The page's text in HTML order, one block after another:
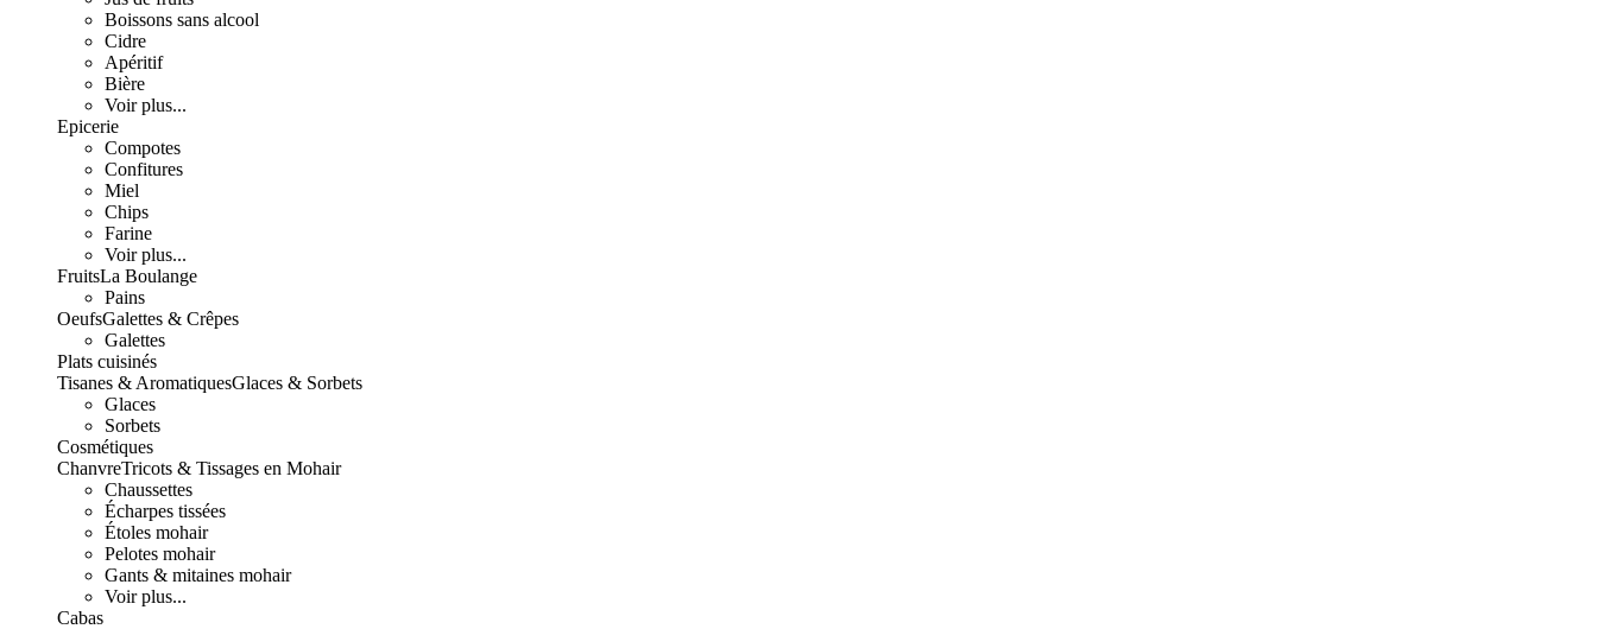
Boissons sans alcool
Cidre
Apéritif
Bière
Voir plus...
Epicerie
Compotes
Confitures
Miel
Chips
Farine
Voir plus...
FruitsLa Boulange
Pains
OeufsGalettes & Crêpes
Galettes
Plats cuisinés
Tisanes & AromatiquesGlaces & Sorbets
Glaces
Sorbets
Cosmétiques
ChanvreTricots & Tissages en Mohair
Chaussettes
Écharpes tissées
Étoles mohair
Pelotes mohair
Gants & mitaines mohair
Voir plus...
Cabas